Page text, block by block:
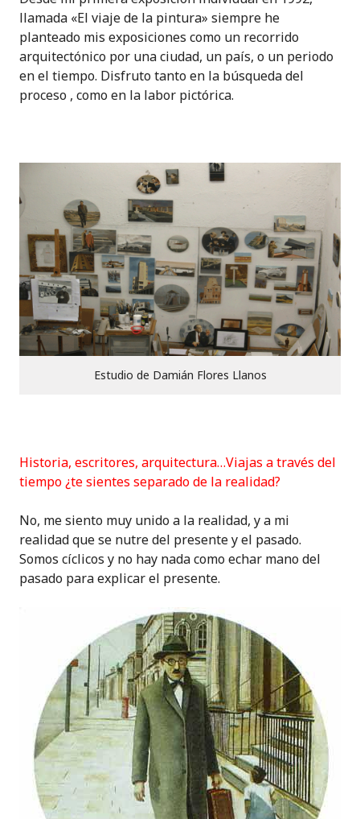
llamada «El viaje de la pintura» siempre he
planteado mis exposiciones como un recorrido
arquitectónico por una ciudad, un país, o un periodo
en el tiempo. Disfruto tanto en la búsqueda del
proceso , como en la labor pictórica.
Estudio de Damián Flores Llanos
Historia, escritores, arquitectura…Viajas a través del
tiempo ¿te sientes separado de la realidad?
No, me siento muy unido a la realidad, y a mi
realidad que se nutre del presente y el pasado.
Somos cíclicos y no hay nada como echar mano del
pasado para explicar el presente.